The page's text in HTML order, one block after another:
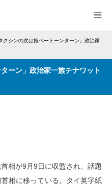
クシンの次は娘ペートーンターン」政治家
ーン」政治家一族チナワット
相が9月9日に収監され、話題
相に移っている。タイ英字紙